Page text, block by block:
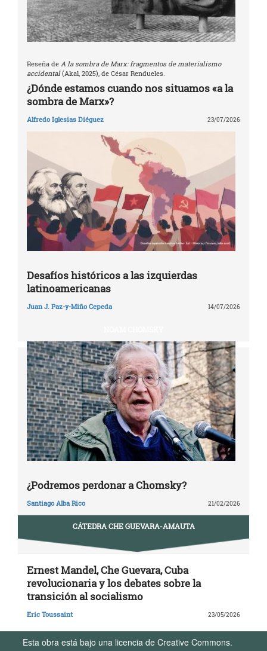
Reseña de A la sombra de Marx: fragmentos de materialismo
accidental(Akal, 2025), de César Rendueles.
¿Dónde estamos cuando nos situamos «a la
sombra de Marx»?
Alfredo Iglesias Diéguez 23/07/2026
Desafíos históricos a las izquierdas
latinoamericanas
Juan J. Paz-y-Miño Cepeda 14/07/2026
¿Podremos perdonar a Chomsky?
Santiago Alba Rico 21/02/2026
CÁTEDRA CHE GUEVARA-AMAUTA
Ernest Mandel, Che Guevara, Cuba
revolucionaria y los debates sobre la
transición al socialismo
Eric Toussaint 23/05/2026
Esta obra está bajo una licencia de Creative Commons.